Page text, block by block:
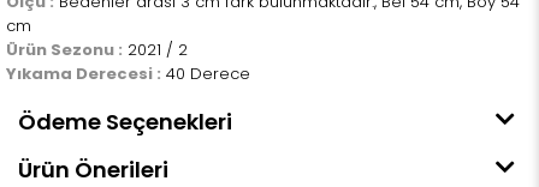
cm
Ürün Sezonu : 2021 / 2
Yıkama Derecesi : 40 Derece
Ödeme Seçenekleri
Ürün Önerileri